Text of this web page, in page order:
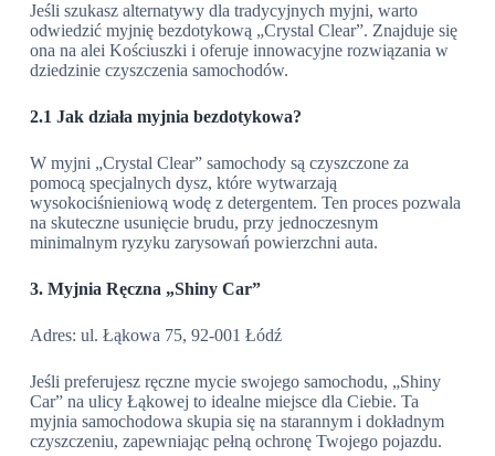
Jeśli szukasz alternatywy dla tradycyjnych myjni, warto
odwiedzić myjnię bezdotykową „Crystal Clear”. Znajduje się
ona na alei Kościuszki i oferuje innowacyjne rozwiązania w
dziedzinie czyszczenia samochodów.
2.1 Jak działa myjnia bezdotykowa?
W myjni „Crystal Clear” samochody są czyszczone za
pomocą specjalnych dysz, które wytwarzają
wysokociśnieniową wodę z detergentem. Ten proces pozwala
na skuteczne usunięcie brudu, przy jednoczesnym
minimalnym ryzyku zarysowań powierzchni auta.
3. Myjnia Ręczna „Shiny Car”
Adres: ul. Łąkowa 75, 92-001 Łódź
Jeśli preferujesz ręczne mycie swojego samochodu, „Shiny
Car” na ulicy Łąkowej to idealne miejsce dla Ciebie. Ta
myjnia samochodowa skupia się na starannym i dokładnym
czyszczeniu, zapewniając pełną ochronę Twojego pojazdu.